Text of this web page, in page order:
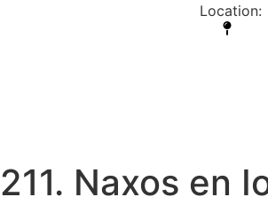
Location:
211. Naxos en